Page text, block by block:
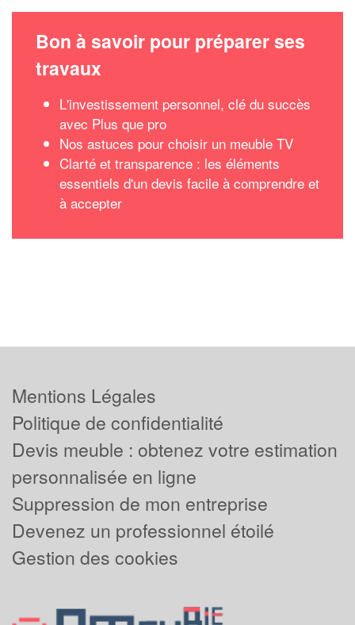
Bon à savoir pour préparer ses
travaux
L'investissement personnel, clé du succès
avec Plus que pro
Nos astuces pour choisir un meuble TV
Clarté et transparence : les éléments
essentiels d'un devis facile à comprendre et
à accepter
Mentions Légales
Politique de confidentialité
Devis meuble : obtenez votre estimation
personnalisée en ligne
Suppression de mon entreprise
Devenez un professionnel étoilé
Gestion des cookies